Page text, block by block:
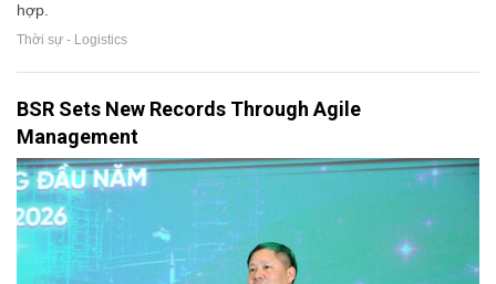
hợp.
Thời sự - Logistics
BSR Sets New Records Through Agile
Management